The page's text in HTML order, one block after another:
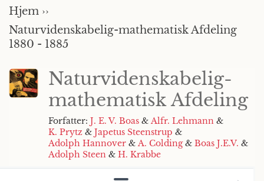
Hjem ››
Naturvidenskabelig-mathematisk Afdeling
1880 - 1885
Naturvidenskabelig-
mathematisk Afdeling
Forfatter: J. E. V. Boas & Alfr. Lehmann &
K. Prytz & Japetus Steenstrup &
Adolph Hannover & A. Colding& Boas J.E.V. &
Adolph Steen & H. Krabbe